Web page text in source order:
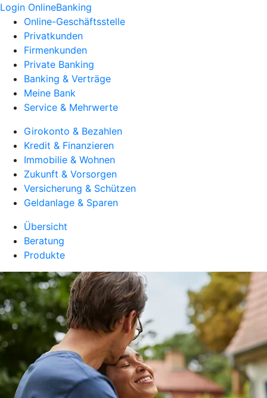
Login OnlineBanking
Online-Geschäftsstelle
Privatkunden
Firmenkunden
Private Banking
Banking & Verträge
Meine Bank
Service & Mehrwerte
Girokonto & Bezahlen
Kredit & Finanzieren
Immobilie & Wohnen
Zukunft & Vorsorgen
Versicherung & Schützen
Geldanlage & Sparen
Übersicht
Beratung
Produkte